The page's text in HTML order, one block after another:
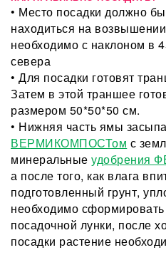
• Место посадки должно
находиться на
необходимо с наклоном в
севера
• Для посадки готовят
Затем в этой траншее
размером 50*50*50 см.
• Нижняя часть ямы
ВЕРМИКОМПОСТом с
минеральныеудобрения
а после того, как влага
подготовленный грунт,
необходимо сформировать
посадочной лунки, после
посадки растение